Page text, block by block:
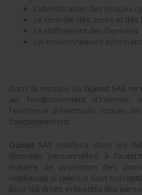
L’identification des risques
Le contrôle des accès et des
Le chiffrement des Données ;
Un environnement
Dans la mesure où Guinot SAS ne
au fonctionnement
l'existence d'éventuels risques
fonctionnement.
Guinot SAS notifiera, dans les
données personnelles à
matière de protection des
notifieront si celles-ci sont
pour les droits et libertés des